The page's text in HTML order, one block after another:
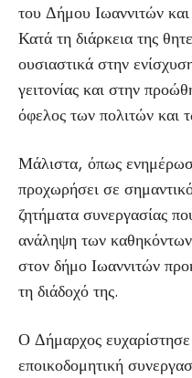
του Δήμου Ιωαννιτών
Κατά τη διάρκεια της
ουσιαστικά στην
γειτονίας και στην
όφελος των πολιτών και
Μάλιστα, όπως
προχωρήσει σε
ζητήματα συνεργασίας
ανάληψη των
στον δήμο Ιωαννιτών
τη διάδοχό της.
Ο Δήμαρχος
εποικοδομητική